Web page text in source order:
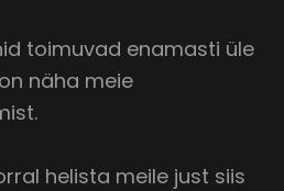
toimuvad enamasti üle
näha meie
helista meile just siis